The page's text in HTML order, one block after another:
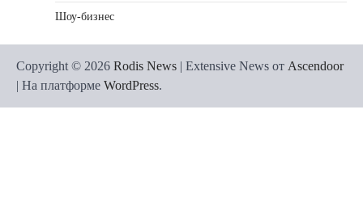
Шоу-бизнес
Copyright © 2026 Rodis News | Extensive News от Ascendoor
| На платформе WordPress.